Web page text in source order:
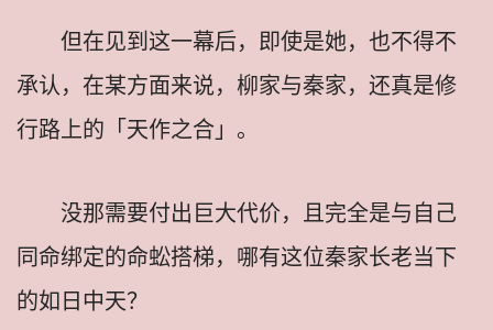
但在见到这一幕后，即使是她，也不得不
承认，在某方面来说，柳家与秦家，还真是修
行路上的「天作之合」。
没那需要付出巨大代价，且完全是与自己
同命绑定的命蚣搭梯，哪有这位秦家长老当下
的如日中天？